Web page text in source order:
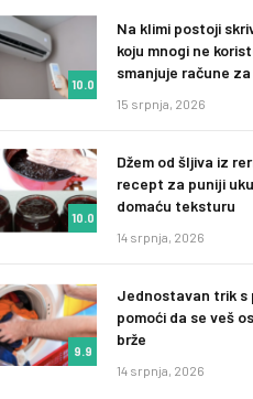
10.0
Na klimi postoji
koju mnogi ne
smanjuje račune
15 srpnja, 2026
10.0
Džem od šljiva iz
recept za puniji
domaću teksturu
14 srpnja, 2026
9.9
Jednostavan trik s
pomoći da se veš
brže
14 srpnja, 2026